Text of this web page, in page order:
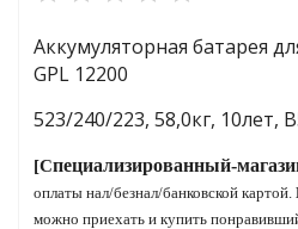
для
Аккумуляторная батарея
GPL 12200
523/240/223, 58,0кг, 10лет,
[Специализированный-
оплаты нал/безнал/банковской картой.
можно приехать и купить